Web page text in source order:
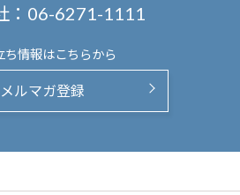
06-6271-1111
ち情報はこちらから
メルマガ登録